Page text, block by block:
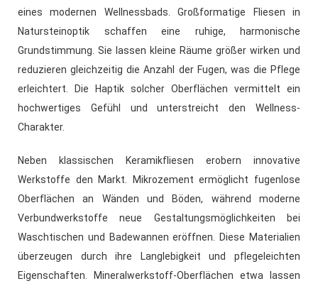
eines modernen Wellnessbads. Großformatige Fliesen in
Natursteinoptik schaffen eine ruhige, harmonische
Grundstimmung. Sie lassen kleine Räume größer wirken und
reduzieren gleichzeitig die Anzahl der Fugen, was die Pflege
erleichtert. Die Haptik solcher Oberflächen vermittelt ein
hochwertiges Gefühl und unterstreicht den Wellness-
Charakter.
Neben klassischen Keramikfliesen erobern innovative
Werkstoffe den Markt. Mikrozement ermöglicht fugenlose
Oberflächen an Wänden und Böden, während moderne
Verbundwerkstoffe neue Gestaltungsmöglichkeiten bei
Waschtischen und Badewannen eröffnen. Diese Materialien
überzeugen durch ihre Langlebigkeit und pflegeleichten
Eigenschaften. Mineralwerkstoff-Oberflächen etwa lassen